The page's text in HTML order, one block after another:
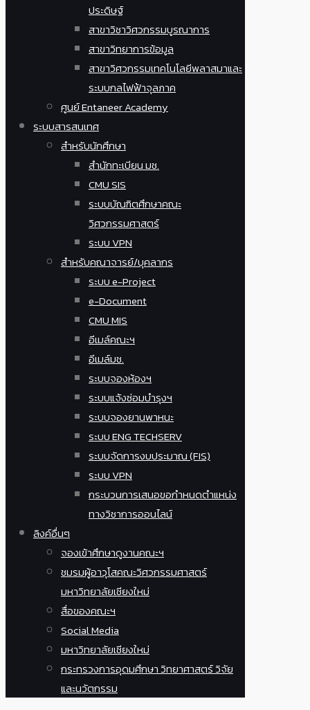
ประดิษฐ์
สาขาวิชาวิศวกรรมบูรณาการ
สาขาวิทยาการข้อมูล
สาขาวิศวกรรมเทคโนโลยีพลาสมาและ
ระบบกลไฟฟ้าจุลภาค
ศูนย์ Entaneer Academy
ระบบสารสนเทศ
สำหรับนักศึกษา
สำนักทะเบียน มช.
CMU SIS
ระบบบัณฑิตศึกษาคณะ
วิศวกรรมศาสตร์
ระบบ VPN
สำหรับคณาจารย์/บุคลากร
ระบบ e-Project
e-Document
CMU MIS
อีเมล์คณะฯ
อีเมล์มช.
ระบบจองห้องฯ
ระบบแจ้งซ่อมบำรุงฯ
ระบบจองยานพาหนะ
ระบบ ENG TECHSERV
ระบบจัดการงบประมาณ (FIS)
ระบบ VPN
กระบวนการเสนอขอกำหนดตำแหน่ง
ทางวิชาการออนไลน์
ลิงค์อื่นๆ
จองเข้าศึกษาดูงานคณะฯ
ชมรมผู้อาวุโสคณะวิศวกรรมศาสตร์
มหาวิทยาลัยเชียงใหม่
สื่อของคณะฯ
Social Media
มหาวิทยาลัยเชียงใหม่
กระทรวงการอุดมศึกษา วิทยาศาสตร์ วิจัย
และนวัตกรรม